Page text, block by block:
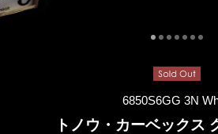
6850S6GG 3N
トノウ・カーベックス